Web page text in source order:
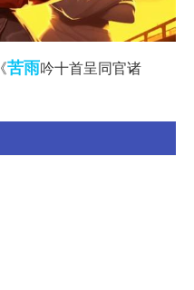
苦雨吟十首呈同官诸